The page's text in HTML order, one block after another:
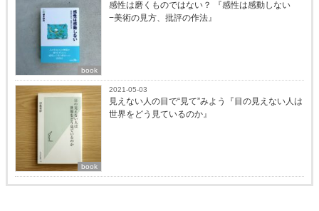
book
感性は磨くものではない？ 『感性は感動しない
−美術の見方、批評の作法』
book
2021-05-03
見えない人の目で“見て”みよう『目の見えない人は
世界をどう見ているのか』